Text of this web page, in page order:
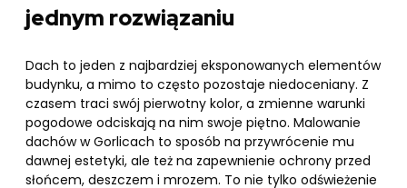
jednym rozwiązaniu
Dach to jeden z najbardziej eksponowanych elementów
budynku, a mimo to często pozostaje niedoceniany. Z
czasem traci swój pierwotny kolor, a zmienne warunki
pogodowe odciskają na nim swoje piętno. Malowanie
dachów w Gorlicach to sposób na przywrócenie mu
dawnej estetyki, ale też na zapewnienie ochrony przed
słońcem, deszczem i mrozem. To nie tylko odświeżenie